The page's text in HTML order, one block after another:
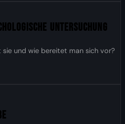
Untersuchung
sie und wie bereitet man sich vor?